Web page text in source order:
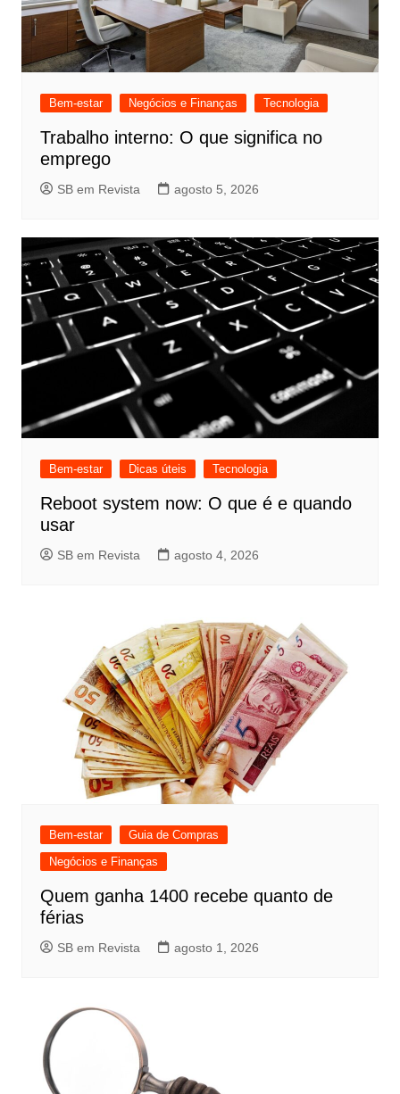
Bem-estar Negócios e Finanças Tecnologia
Trabalho interno: O que significa no
emprego
SB em Revista agosto 5, 2026
Bem-estar Dicas úteis Tecnologia
Reboot system now: O que é e quando
usar
SB em Revista agosto 4, 2026
Bem-estar
Guia de Compras
Negócios e Finanças
Quem ganha 1400 recebe quanto de
férias
SB em Revista agosto 1, 2026